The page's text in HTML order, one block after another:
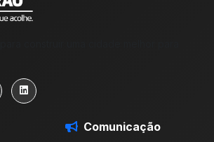
Comunicação